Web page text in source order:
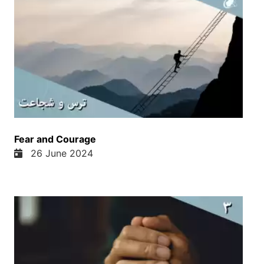
همه هست و حکیم همه هست. و حکمت خدا واقعا
چیزی هست که خداوند میخواهی که ما یاد بگیریم. یاد
بگیریم و حکمت از او کامل هست. حکمت از او ما
میدانیم که حکمت از او مطلق هست. یعنی چون همه
چیز را میدانه و قدرت هم داره. یک چیزی که شما اشاره
کردید. من بخوایم او را پیش خود جمبنده کنم. شما اشاره
کردید که نگاه خدا با نگاه انسان متفاوت هست. چون
خدا یک نگاه کاملی داره به مسائل. و هم پیشه میدانه هم
بعده میدانه و هم حاله میدانه. چون او محدود به زمان و
میتونه از انسان حکمتر باشه. ولی اگر شما را از بحث
خارج کنم یا خارج نکنم. یک موضوع دیگر را مطرح کنیم
ای آی. و اینا خیلی دارن ای آی تبلیغ میکنن. چیز خوبی
هم هست. حوش مصنوی. و شما چه برداشتی دارید از
حوش مصنوی؟ آیا او هم حکیم هست؟ من فکر میکنم
حوش مصنوی هم یک وسیله یا افزاری هست در دست
انسانها. منند هر وسیله دیگر. منند کمپیوتر، منند هر
Fear and Courage
26 June 2024